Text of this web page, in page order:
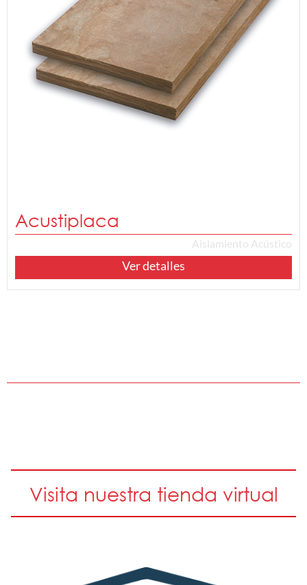
Acustiplaca
Aislamiento Acústico
Ver detalles
Visita nuestra tienda virtual